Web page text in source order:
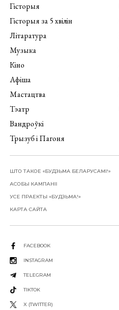
Гісторыя
Гісторыя за 5 хвілін
Літаратура
Музыка
Кіно
Афіша
Мастацтва
Тэатр
Вандроўкі
Трызуб і Пагоня
ШТО ТАКОЕ «БУДЗЬМА БЕЛАРУСАМІ!»
АСОБЫ КАМПАНІІ
УСЕ ПРАЕКТЫ «БУДЗЬМА!»
КАРТА САЙТА
FACEBOOK
INSTAGRAM
TELEGRAM
TIKTOK
X (TWITTER)